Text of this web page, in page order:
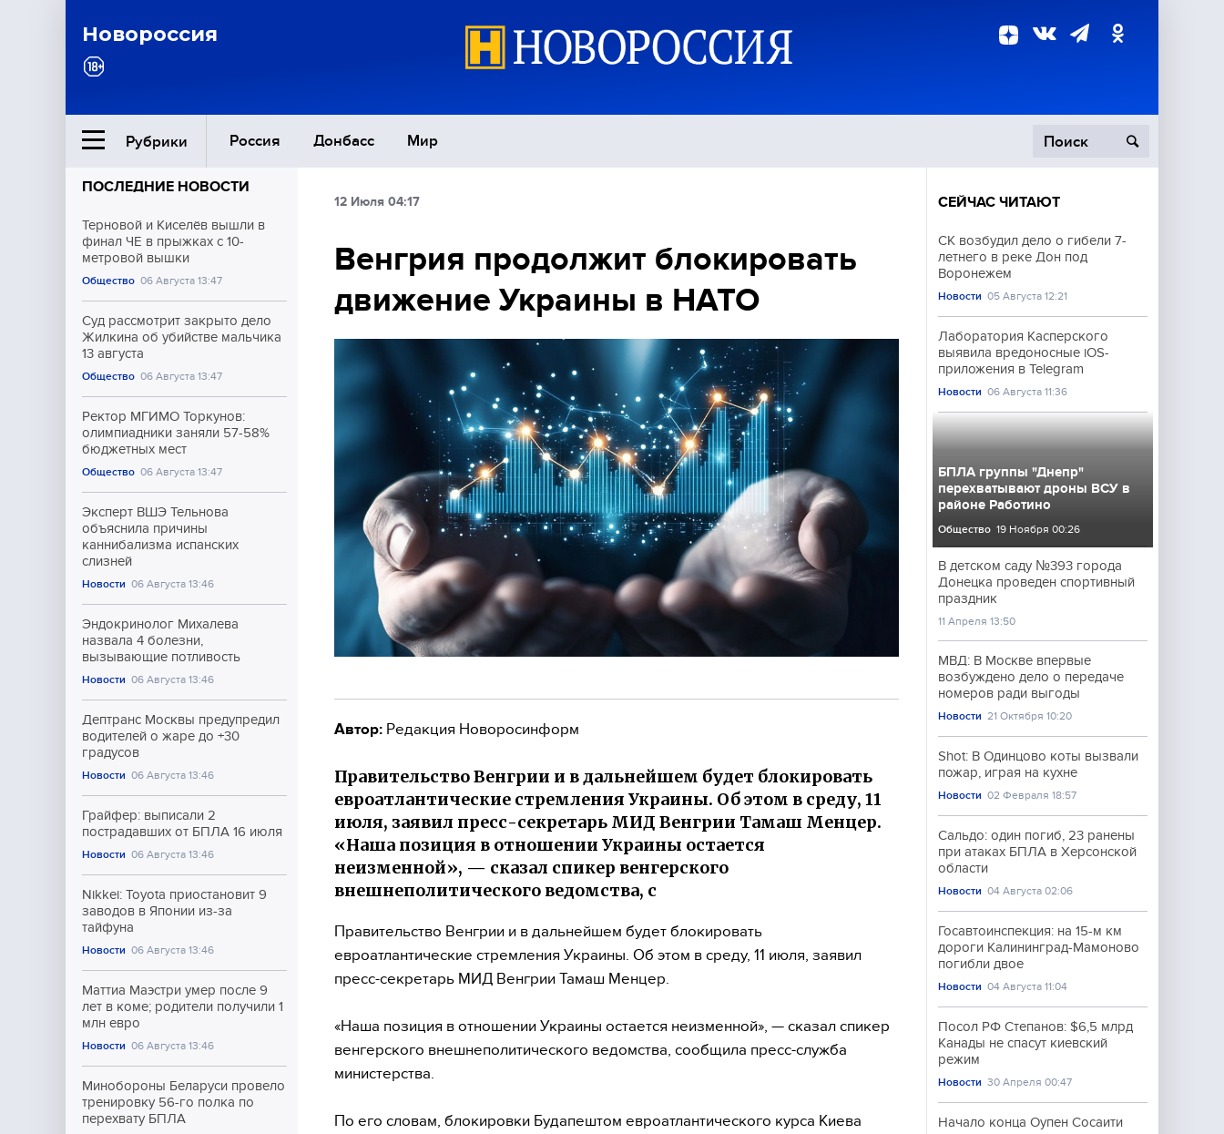
Новороссия
Рубрики Россия Донбасс Мир
Ближний Восток
Общество
Экономика
Происшествия
Культура
ПОСЛЕДНИЕ НОВОСТИ
Терновой и Киселёв вышли в
финал ЧЕ в прыжках с 10-
метровой вышки
Общество 06 Августа 13:47
Суд рассмотрит закрыто дело
Жилкина об убийстве мальчика
13 августа
Общество 06 Августа 13:47
Ректор МГИМО Торкунов:
олимпиадники заняли 57-58%
бюджетных мест
Общество 06 Августа 13:47
Эксперт ВШЭ Тельнова
объяснила причины
каннибализма испанских
слизней
Новости 06 Августа 13:46
Эндокринолог Михалева
назвала 4 болезни,
вызывающие потливость
Новости 06 Августа 13:46
Дептранс Москвы предупредил
водителей о жаре до +30
градусов
Новости 06 Августа 13:46
Грайфер: выписали 2
пострадавших от БПЛА 16 июля
Новости 06 Августа 13:46
Nikkei: Toyota приостановит 9
заводов в Японии из-за
тайфуна
Новости 06 Августа 13:46
Маттиа Маэстри умер после 9
лет в коме; родители получили 1
млн евро
Новости 06 Августа 13:46
Минобороны Беларуси провело
тренировку 56-го полка по
перехвату БПЛА
12 Июля 04:17
Венгрия продолжит блокировать
движение Украины в НАТО
Автор: Редакция Новоросинформ
Правительство Венгрии и в дальнейшем будет блокировать
евроатлантические стремления Украины. Об этом в среду, 11
июля, заявил пресс-секретарь МИД Венгрии Тамаш Менцер.
«Наша позиция в отношении Украины остается
неизменной», — сказал спикер венгерского
внешнеполитического ведомства, с
Правительство Венгрии и в дальнейшем будет блокировать
евроатлантические стремления Украины. Об этом в среду, 11 июля, заявил
пресс-секретарь МИД Венгрии Тамаш Менцер.
«Наша позиция в отношении Украины остается неизменной», — сказал спикер
венгерского внешнеполитического ведомства, сообщила пресс-служба
министерства.
По его словам, блокировки Будапештом евроатлантического курса Киева
СЕЙЧАС ЧИТАЮТ
СК возбудил дело о гибели 7-
летнего в реке Дон под
Воронежем
Новости 05 Августа 12:21
Лаборатория Касперского
выявила вредоносные iOS-
приложения в Telegram
Новости 06 Августа 11:36
БПЛА группы "Днепр"
перехватывают дроны ВСУ в
районе Работино
Общество 19 Ноября 00:26
В детском саду №393 города
Донецка проведен спортивный
праздник
11 Апреля 13:50
МВД: В Москве впервые
возбуждено дело о передаче
номеров ради выгоды
Новости 21 Октября 10:20
Shot: В Одинцово коты вызвали
пожар, играя на кухне
Новости 02 Февраля 18:57
Сальдо: один погиб, 23 ранены
при атаках БПЛА в Херсонской
области
Новости 04 Августа 02:06
Госавтоинспекция: на 15-м км
дороги Калининград-Мамоново
погибли двое
Новости 04 Августа 11:04
Посол РФ Степанов: $6,5 млрд
Канады не спасут киевский
режим
Новости 30 Апреля 00:47
Начало конца Оупен Сосаити